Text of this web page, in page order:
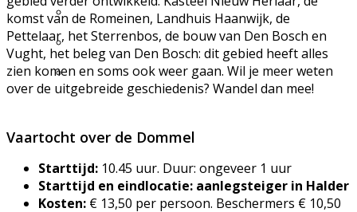
Route naar 't Wikveld
Empel
Route naar BBS Nieuw
Zuid
Uw privacy
komst van de Romeinen, Landhuis Haanwijk, de
Pettelaar, het Sterrenbos, de bouw van Den Bosch en
Vught, het beleg van Den Bosch: dit gebied heeft alles
zien komen en soms ook weer gaan. Wil je meer weten
over de uitgebreide geschiedenis? Wandel dan mee!
Vaartocht over de Dommel
Starttijd: 10.45 uur. Duur: ongeveer 1 uur
Starttijd en eindlocatie: aanlegsteiger in Halder
Kosten: € 13,50 per persoon. Beschermers € 10,50